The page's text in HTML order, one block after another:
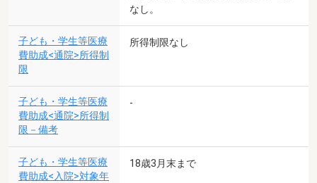
なし。
子ども・学生等医療
費助成<通院>所得制
限
所得制限なし
子ども・学生等医療
費助成<通院>所得制
限－備考
-
子ども・学生等医療
費助成<入院>対象年
18歳3月末まで